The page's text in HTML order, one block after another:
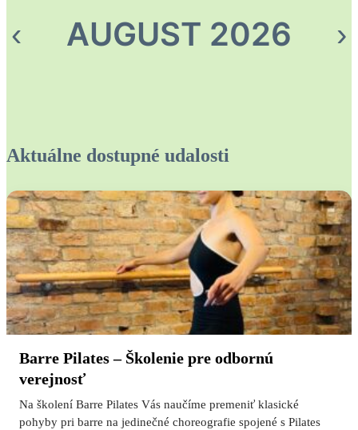
‹ AUGUST 2026 ›
Aktuálne dostupné udalosti
Barre Pilates – Školenie pre odbornú
verejnosť
Na školení Barre Pilates Vás naučíme premeniť klasické
pohyby pri barre na jedinečné choreografie spojené s Pilates